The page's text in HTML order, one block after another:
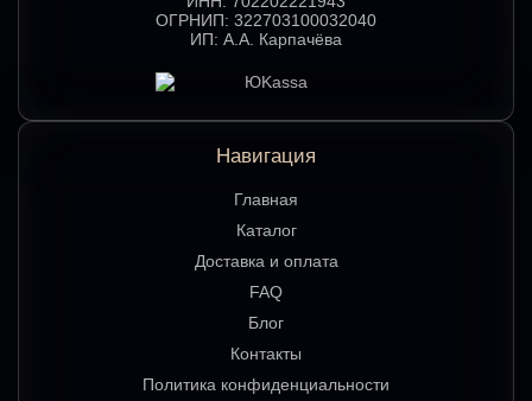
ОГРНИП: 322703100032040
ИП: А.А. Карпачёва
Навигация
Главная
Каталог
Доставка и оплата
FAQ
Блог
Контакты
Политика конфиденциальности